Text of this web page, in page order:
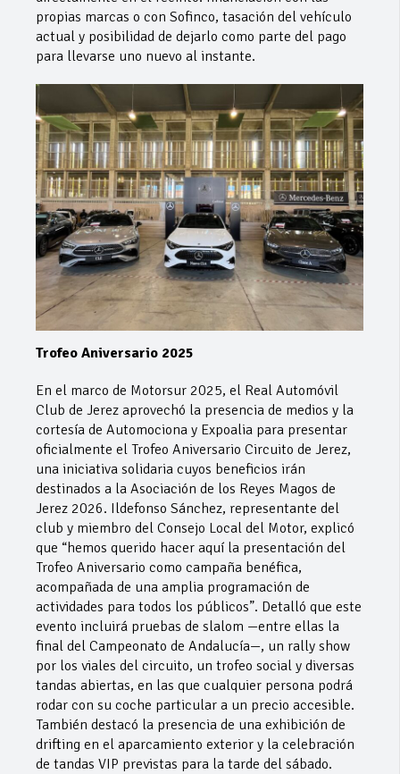
propias marcas o con Sofinco, tasación del vehículo
actual y posibilidad de dejarlo como parte del pago
para llevarse uno nuevo al instante.
Trofeo Aniversario 2025
En el marco de Motorsur 2025, el Real Automóvil
Club de Jerez aprovechó la presencia de medios y la
cortesía de Automociona y Expoalia para presentar
oficialmente el Trofeo Aniversario Circuito de Jerez,
una iniciativa solidaria cuyos beneficios irán
destinados a la Asociación de los Reyes Magos de
Jerez 2026. Ildefonso Sánchez, representante del
club y miembro del Consejo Local del Motor, explicó
que “hemos querido hacer aquí la presentación del
Trofeo Aniversario como campaña benéfica,
acompañada de una amplia programación de
actividades para todos los públicos”. Detalló que este
evento incluirá pruebas de slalom —entre ellas la
final del Campeonato de Andalucía—, un rally show
por los viales del circuito, un trofeo social y diversas
tandas abiertas, en las que cualquier persona podrá
rodar con su coche particular a un precio accesible.
También destacó la presencia de una exhibición de
drifting en el aparcamiento exterior y la celebración
de tandas VIP previstas para la tarde del sábado.